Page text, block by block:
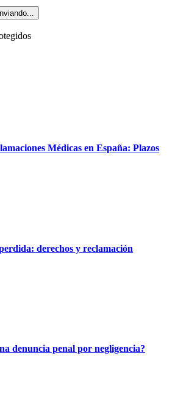
Médicas en España: Plazos
derechos y reclamación
denuncia penal por negligencia?